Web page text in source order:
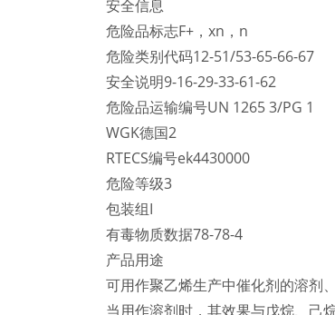
安全信息
危险品标志F+，xn，n
危险类别代码12-51/53-65-66-67
安全说明9-16-29-33-61-62
危险品运输编号UN 1265 3/PG 1
WGK德国2
RTECS编号ek4430000
危险等级3
包装组I
有毒物质数据78-78-4
产品用途
可用作聚乙烯生产中催化剂的溶剂
当用作溶剂时，其效果与戊烷、己